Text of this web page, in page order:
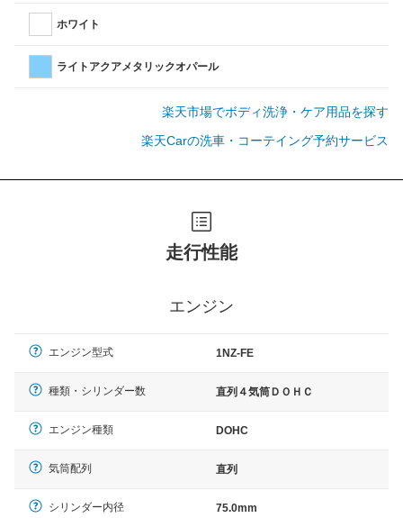
ホワイト
ライトアクアメタリックオパール
楽天市場でボディ洗浄・ケア用品を探す
楽天Carの洗車・コーテイング予約サービス
走行性能
エンジン
エンジン型式 1NZ-FE
種類・シリンダー数 直列４気筒ＤＯＨＣ
エンジン種類 DOHC
気筒配列 直列
シリンダー内径 75.0mm